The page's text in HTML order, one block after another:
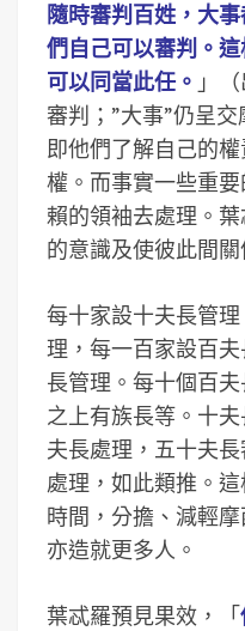
隨時審判百姓，大
們自己可以審判。
可以同當此任。 」
審判；”大事”仍呈
即他們了解自己的
權。而事實一些重
賴的領袖去處理。
的意識及使彼此間關
每十家設十夫長管
理，每一百家設百
長管理。每十個百
之上有族長等。十
夫長處理，五十夫
處理，如此類推。
時間，分擔、減輕
亦造就更多人。
葉忒羅預見果效，「